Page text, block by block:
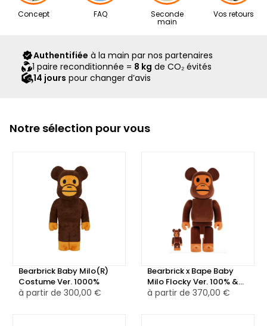
revendeurs partenaires, sélectionnés avec soin pour leur
scellé Second Step attestant qu’ils ont été contrôlés et
expédiés par notre équipe.
Concept FAQ Seconde
main
Vos retours
Authentifiée à la main par nos partenaires
1 paire reconditionnée = 8 kg de CO₂ évités
14 jours pour changer d’avis
Notre sélection pour vous
Bearbrick Baby Milo(R)
Costume Ver. 1000%
à partir de 300,00 €
Bearbrick x Bape Baby
Milo Flocky Ver. 100% &
400% Set
à partir de 370,00 €